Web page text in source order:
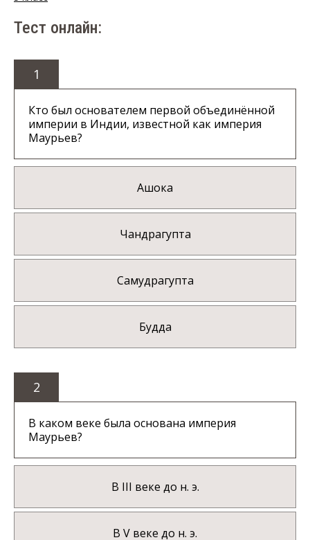
Тест онлайн:
1
Кто был основателем первой объединённой
империи в Индии, известной как империя
Маурьев?
Ашока
Чандрагупта
Самудрагупта
Будда
2
В каком веке была основана империя
Маурьев?
В III веке до н. э.
В V веке до н. э.